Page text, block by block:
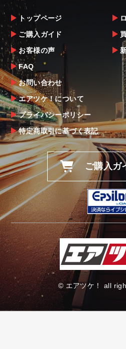
商品到着後は速やかに開
確認下さい。
当社ならびにメーカーで
全を期すよう尽力してお
万一、商品に不具合があ
後5日以内にご連絡をお願
なお、塗装・加工・装着
理由を問わず一切お受け
商品の不具合や状況は写
合もございますので、ご
す。
明らかに当社またはメー
れる場合（商品誤発送・
等）につきましては、
当社よりメーカー・運送
認の上、同等品・代替品
をさせて頂きます。
尚、やむを得ず同等品・
ない場合はご返金とさせ
お客様のお支払い方法に
銀行振込となりますこと
い。
トップページ
ご購入ガイド
お客様の声
FAQ
お問い合わせ
エアツケ！について
プライバシーポリシー
特定商取引に基づく表記
ご購入ガ
© エアツケ！ all